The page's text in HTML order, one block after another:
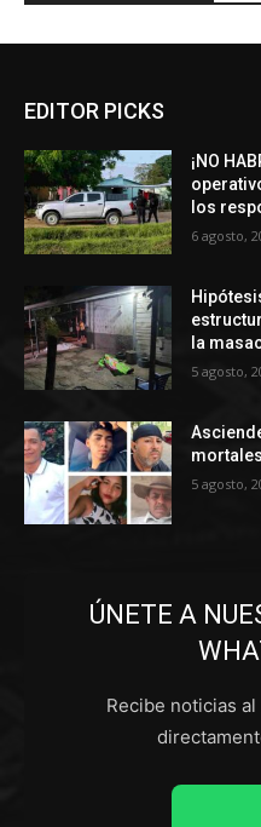
EDITOR PICKS
¡NO
los
6 agosto,
la
5 agosto,
5 agosto,
ÚNETE A
Recibe noticias